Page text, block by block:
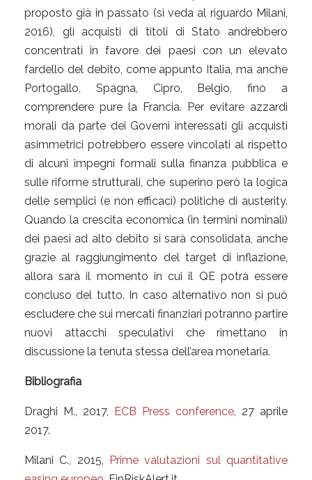
proposto già in passato (si veda al riguardo Milani,
2016), gli acquisti di titoli di Stato andrebbero
concentrati in favore dei paesi con un elevato
fardello del debito, come appunto Italia, ma anche
Portogallo, Spagna, Cipro, Belgio, fino a
comprendere pure la Francia. Per evitare azzardi
morali da parte dei Governi interessati gli acquisti
asimmetrici potrebbero essere vincolati al rispetto
di alcuni impegni formali sulla finanza pubblica e
sulle riforme strutturali, che superino però la logica
delle semplici (e non efficaci) politiche di austerity.
Quando la crescita economica (in termini nominali)
dei paesi ad alto debito si sarà consolidata, anche
grazie al raggiungimento del target di inflazione,
allora sarà il momento in cui il QE potrà essere
concluso del tutto. In caso alternativo non si può
escludere che sui mercati finanziari potranno partire
nuovi attacchi speculativi che rimettano in
discussione la tenuta stessa dell’area monetaria.
Bibliografia
Draghi M., 2017, ECB Press conference, 27 aprile
2017.
Milani C., 2015,
Prime valutazioni sul quantitative